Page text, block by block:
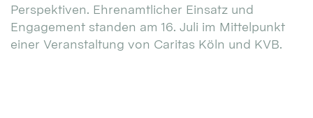
Perspektiven. Ehrenamtlicher Einsatz und
Engagement standen am 16. Juli im Mittelpunkt
einer Veranstaltung von Caritas Köln und KVB.